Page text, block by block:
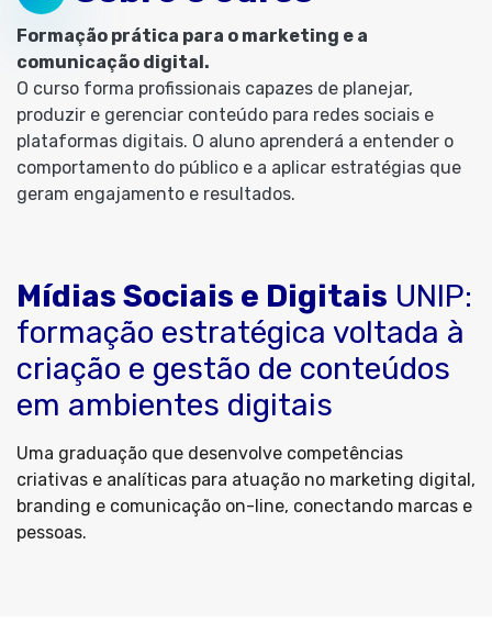
Formação prática para o marketing e a
comunicação digital.
O curso forma profissionais capazes de planejar,
produzir e gerenciar conteúdo para redes sociais e
plataformas digitais. O aluno aprenderá a entender o
comportamento do público e a aplicar estratégias que
geram engajamento e resultados.
Mídias Sociais e Digitais UNIP:
formação estratégica voltada à
criação e gestão de conteúdos
em ambientes digitais
Uma graduação que desenvolve competências
criativas e analíticas para atuação no marketing digital,
branding e comunicação on-line, conectando marcas e
pessoas.